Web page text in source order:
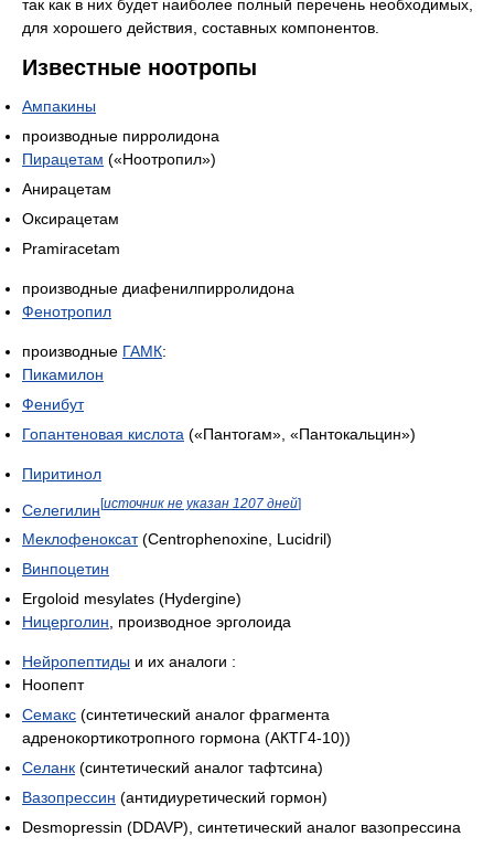
так как в них будет наиболее полный перечень необходимых,
для хорошего действия, составных компонентов.
Известные ноотропы
Ампакины
производные пирролидона
Пирацетам («Ноотропил»)
Анирацетам
Оксирацетам
Pramiracetam
производные диафенилпирролидона
Фенотропил
производные ГАМК:
Пикамилон
Фенибут
Гопантеновая кислота («Пантогам», «Пантокальцин»)
Пиритинол
Селегилин [источник не указан 1207 дней]
Меклофеноксат(Centrophenoxine, Lucidril)
Винпоцетин
Ergoloid mesylates (Hydergine)
Ницерголин, производное эрголоида
Нейропептиды и их аналоги :
Ноопепт
Семакс (синтетический аналог фрагмента
адренокортикотропного гормона (АКТГ4-10))
Селанк (синтетический аналог тафтсина)
Вазопрессин (антидиуретический гормон)
Desmopressin (DDAVP), синтетический аналог вазопрессина